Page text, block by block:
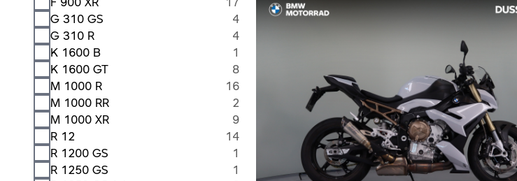
G 310 GS
4
G 310 R
4
K 1600 B
1
K 1600 GT
8
M 1000 R
16
M 1000 RR
2
M 1000 XR
9
R 12
14
R 1200 GS
1
R 1250 GS
1